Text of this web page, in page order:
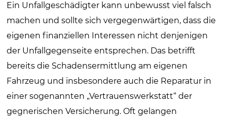
Ein Unfallgeschädigter kann unbewusst viel falsch
machen und sollte sich vergegenwärtigen, dass die
eigenen finanziellen Interessen nicht denjenigen
der Unfallgegenseite entsprechen. Das betrifft
bereits die Schadensermittlung am eigenen
Fahrzeug und insbesondere auch die Reparatur in
einer sogenannten „Vertrauenswerkstatt“ der
gegnerischen Versicherung. Oft gelangen